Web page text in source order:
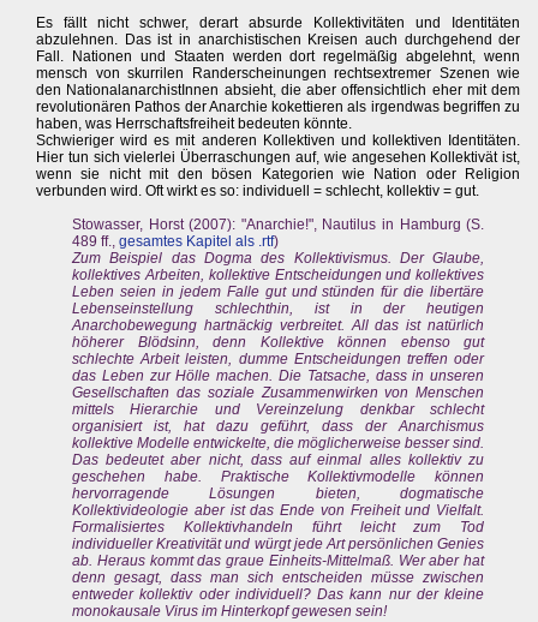
Es fällt nicht schwer, derart absurde Kollektivitäten und Identitäten
abzulehnen. Das ist in anarchistischen Kreisen auch durchgehend der
Fall. Nationen und Staaten werden dort regelmäßig abgelehnt, wenn
mensch von skurrilen Randerscheinungen rechtsextremer Szenen wie
den NationalanarchistInnen absieht, die aber offensichtlich eher mit dem
revolutionären Pathos der Anarchie kokettieren als irgendwas begriffen zu
haben, was Herrschaftsfreiheit bedeuten könnte.
Schwieriger wird es mit anderen Kollektiven und kollektiven Identitäten.
Hier tun sich vielerlei Überraschungen auf, wie angesehen Kollektivät ist,
wenn sie nicht mit den bösen Kategorien wie Nation oder Religion
verbunden wird. Oft wirkt es so: individuell = schlecht, kollektiv = gut.
Stowasser, Horst (2007): "Anarchie!", Nautilus in Hamburg (S.
489 ff., gesamtes Kapitel als .rtf)
Zum Beispiel das Dogma des Kollektivismus. Der Glaube,
kollektives Arbeiten, kollektive Entscheidungen und kollektives
Leben seien in jedem Falle gut und stünden für die libertäre
Lebenseinstellung schlechthin, ist in der heutigen
Anarchobewegung hartnäckig verbreitet. All das ist natürlich
höherer Blödsinn, denn Kollektive können ebenso gut
schlechte Arbeit leisten, dumme Entscheidungen treffen oder
das Leben zur Hölle machen. Die Tatsache, dass in unseren
Gesellschaften das soziale Zusammenwirken von Menschen
mittels Hierarchie und Vereinzelung denkbar schlecht
organisiert ist, hat dazu geführt, dass der Anarchismus
kollektive Modelle entwickelte, die möglicherweise besser sind.
Das bedeutet aber nicht, dass auf einmal alles kollektiv zu
geschehen habe. Praktische Kollektivmodelle können
hervorragende Lösungen bieten, dogmatische
Kollektivideologie aber ist das Ende von Freiheit und Vielfalt.
Formalisiertes Kollektivhandeln führt leicht zum Tod
individueller Kreativität und würgt jede Art persönlichen Genies
ab. Heraus kommt das graue Einheits-Mittelmaß. Wer aber hat
denn gesagt, dass man sich entscheiden müsse zwischen
entweder kollektiv oder individuell? Das kann nur der kleine
monokausale Virus im Hinterkopf gewesen sein!